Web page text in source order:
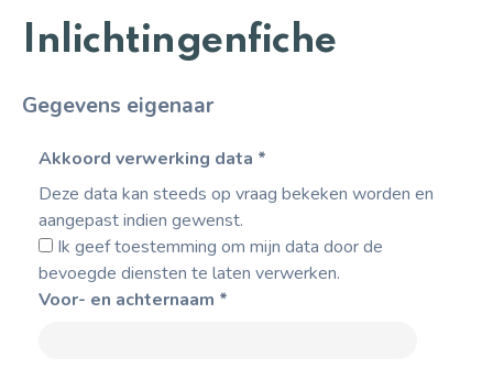
Woningkwaliteit
Leegstand
Aanvragen
Inlichtingenfiche
Gegevens eigenaar
Akkoord verwerking data *
Deze data kan steeds op vraag bekeken worden en
aangepast indien gewenst.
Ik geef toestemming om mijn data door de
bevoegde diensten te laten verwerken.
Voor- en achternaam *